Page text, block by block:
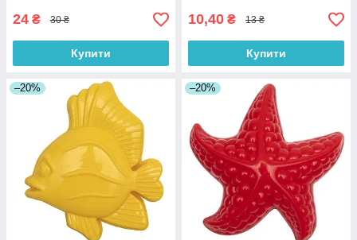
24 ₴ 30 ₴
Купити
10,40 ₴ 13 ₴
Купити
–20% –20%